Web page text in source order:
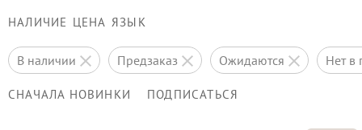
НАЛИЧИЕ ЦЕНА ЯЗЫК
в наличии предзаказ ожидаются нет
СНАЧАЛА НОВИНКИ ПОДПИСАТЬСЯ